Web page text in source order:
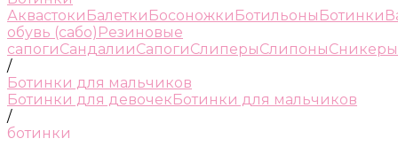
Аквастоки Балетки Босоножки Ботильоны Ботинки
обувь (сабо) Резиновые
сапогиСандалииСапогиСлиперыСлипоныСникеры
/
Ботинки для мальчиков
Ботинки для девочекБотинки для мальчиков
/
ботинки